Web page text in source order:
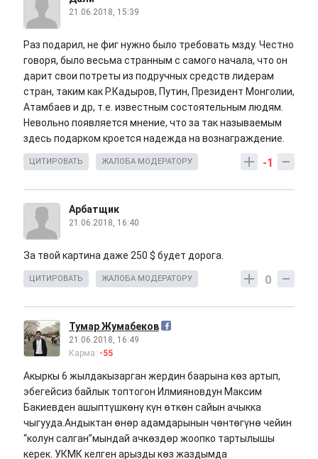
21.06.2018, 15:39
Раз подарил, не фиг нужно было требовать мзду. Честно
говоря, было весьма странным с самого начала, что он
дарит свои потреты из подручных средств лидерам
стран, таким как Р.Кадыров, Путин, Президент Монголии,
Атамбаев и др, т.е. известным состоятельным людям.
Невольно появляется мнение, что за так называемым
здесь подарком кроется надежда на вознаграждение.
-1
ЦИТИРОВАТЬ ЖАЛОБА МОДЕРАТОРУ
Арбатщик
21.06.2018, 16:40
За твой картина даже 250 $ будет дорога.
0
ЦИТИРОВАТЬ ЖАЛОБА МОДЕРАТОРУ
Тумар Жумабеков
21.06.2018, 16:49
Карма: -55
Акыркы 6 жылдакызарган жердин баарына көз артып,
эбегейсиз байлык топтогон Илмияновдун Максим
Бакиевден ашыптүшкөнү күн өткөн сайын ачыкка
чыгууда.Андыктан өнөр адамдарынын чөнтөгүнө чейин
“колун салган”мындай ачкөздөр жоопко тартылышы
керек. УКМК келген арызды көз жаздымда